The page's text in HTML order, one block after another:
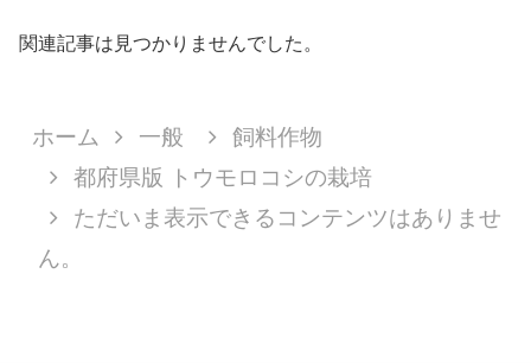
関連記事は見つかりませんでした。
ホーム 一般
飼料作物
都府県版 トウモロコシの栽培
ただいま表示できるコンテンツはありませ
ん。